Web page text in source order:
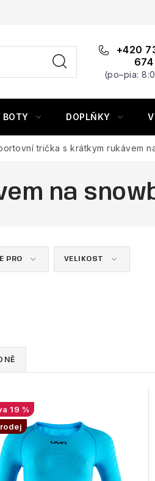
+420
674
(po–pia:
BOTY DOPLŇKY
trička s krátkym rukávem
na
PRO VELIKOST
19 %